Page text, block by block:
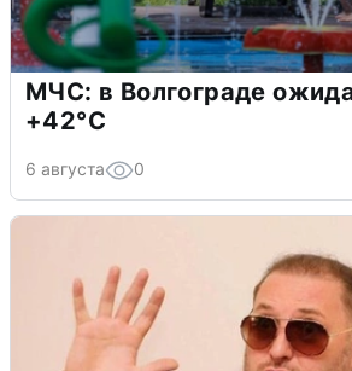
МЧС: в Волгограде
+42°C
6 августа 0